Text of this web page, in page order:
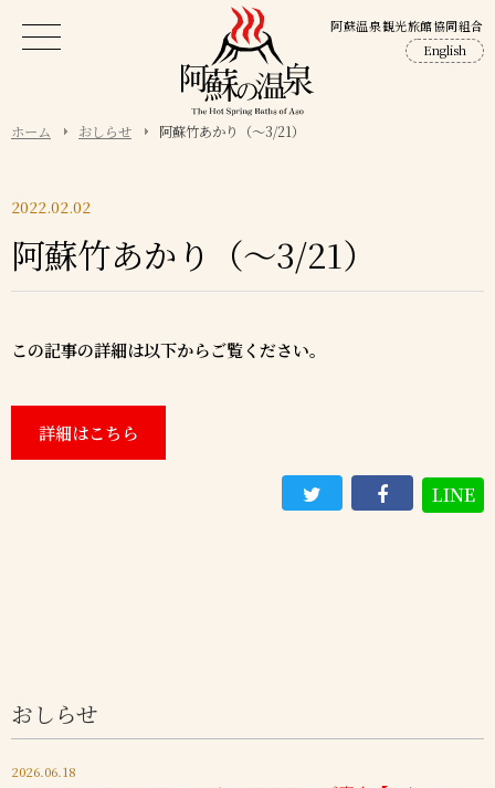
阿蘇温泉観光旅館協同組合
English
ホーム おしらせ 阿蘇竹あかり（～3/21）
2022.02.02
阿蘇竹あかり（～3/21）
この記事の詳細は以下からご覧ください。
詳細はこちら
LINE
おしらせ
2026.06.18